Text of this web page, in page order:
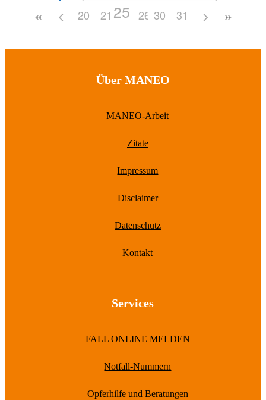
20 21 22 23 24
25 26 27 28 29
30 31
Über MANEO
MANEO-Arbeit
Zitate
Impressum
Disclaimer
Datenschutz
Kontakt
Services
FALL ONLINE MELDEN
Notfall-Nummern
Opferhilfe und Beratungen